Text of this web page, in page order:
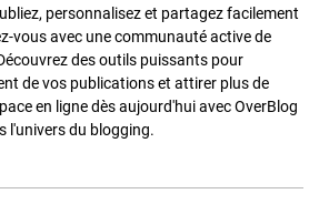
personnalisez et partagez facilement
vous avec une communauté active de
des outils puissants pour
de vos publications et attirer plus de
en ligne dès aujourd'hui avec OverBlog
l'univers du blogging.